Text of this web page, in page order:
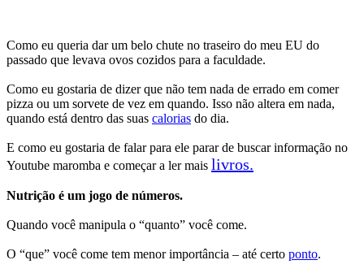
Como eu queria dar um belo chute no traseiro do meu EU do
passado que levava ovos cozidos para a faculdade.
Como eu gostaria de dizer que não tem nada de errado em comer
pizza ou um sorvete de vez em quando. Isso não altera em nada,
quando está dentro das suas calorias do dia.
E como eu gostaria de falar para ele parar de buscar informação no
Youtube maromba e começar a ler mais livros.
Nutrição é um jogo de números.
Quando você manipula o “quanto” você come.
O “que” você come tem menor importância – até certo ponto.